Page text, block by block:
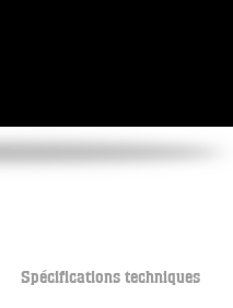
Spécifications techniques